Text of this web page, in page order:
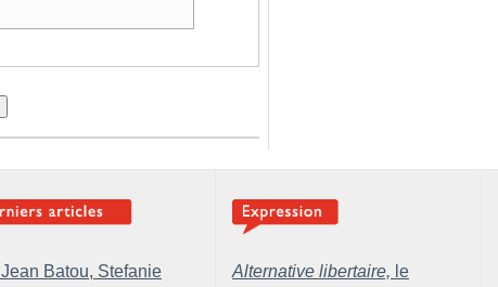
Batou, Stefanie
Alternative libertaire, le